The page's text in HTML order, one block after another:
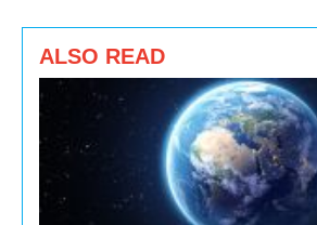
ALSO READ